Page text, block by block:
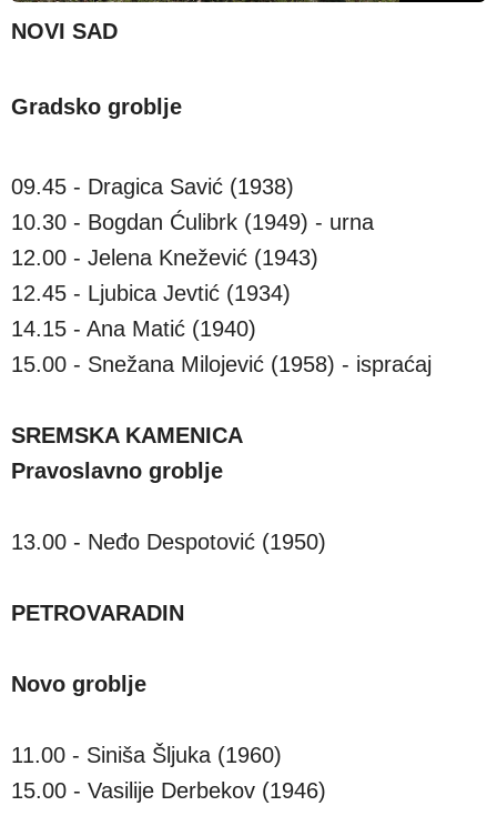
NOVI SAD
Gradsko groblje
09.45 - Dragica Savić (1938)
10.30 - Bogdan Ćulibrk (1949) - urna
12.00 - Jelena Knežević (1943)
12.45 - Ljubica Jevtić (1934)
14.15 - Ana Matić (1940)
15.00 - Snežana Milojević (1958) - ispraćaj
SREMSKA KAMENICA
Pravoslavno groblje
13.00 - Neđo Despotović (1950)
PETROVARADIN
Novo groblje
11.00 - Siniša Šljuka (1960)
15.00 - Vasilije Derbekov (1946)